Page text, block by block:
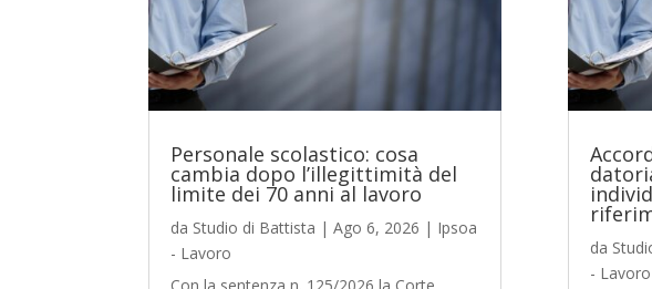
Personale scolastico: cosa
cambia dopo l’illegittimità del
limite dei 70 anni al lavoro
da Studio di Battista |Ago 6, 2026 | Ipsoa
- Lavoro
da
- Lavoro